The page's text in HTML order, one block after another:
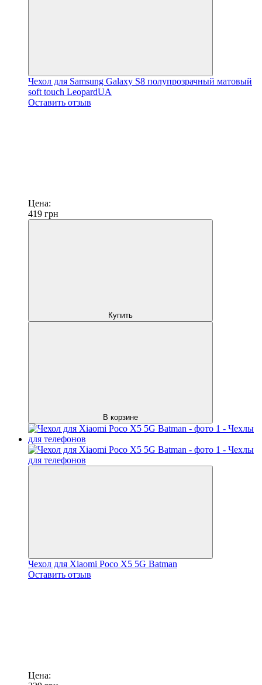
Чехол для Samsung Galaxy S8 полупрозрачный матовый
soft touch LeopardUA
Оставить отзыв
Цена:
419 грн
Купить
В корзине
Чехол для Xiaomi Poco X5 5G Batman
Оставить отзыв
Цена: